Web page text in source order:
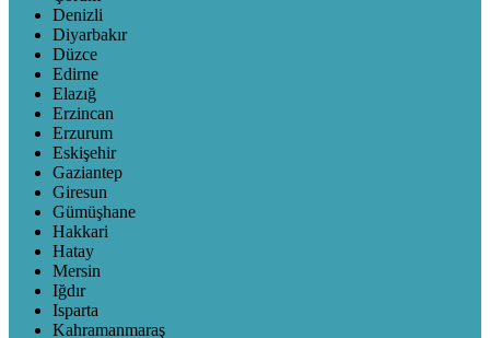
Denizli
Diyarbakır
Düzce
Edirne
Elazığ
Erzincan
Erzurum
Eskişehir
Gaziantep
Giresun
Gümüşhane
Hakkari
Hatay
Mersin
Iğdır
Isparta
Kahramanmaraş